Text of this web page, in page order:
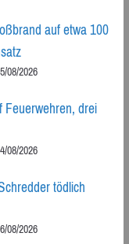
auf etwa 100
08/2026
drei
08/2026
tödlich
08/2026